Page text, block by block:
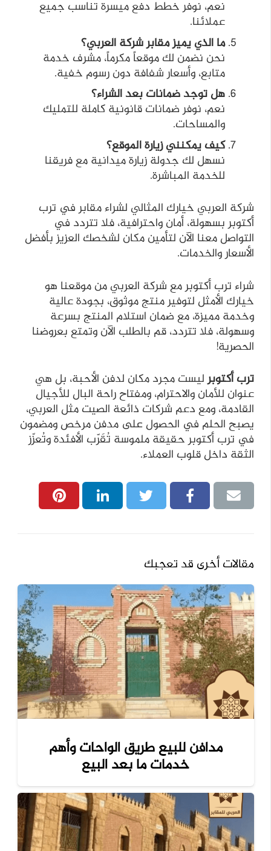
نعم، نوفر خطط دفع ميسرة تناسب جميع
عملائنا.
ما الذي يميز مقابر شركة العربي؟
نحن نضمن لك موقعاً مكرماً، مشرف خدمة
متابع، وأسعار شفافة دون رسوم خفية.
هل توجد ضمانات بعد الشراء؟
نعم، نوفر ضمانات قانونية كاملة للتمليك
والمساحات.
كيف يمكنني زيارة الموقع؟
نسهل لك جدولة زيارة ميدانية مع فريقنا
للخدمة المباشرة.
شركة العربي خيارك المثالي لشراء مقابر في ترب
أكتوبر بسهولة، أمان واحترافية، فلا تتردد في
التواصل معنا الآن لتأمين مكان لشخصك العزيز بأفضل
الأسعار والخدمات.
شراء ترب أكتوبر مع شركة العربي من موقعنا هو
خيارك الأمثل لتوفير منتج موثوق، بجودة عالية
وخدمة مميزة، مع ضمان استلام المنتج بسرعة
وسهولة، فلا تتردد، قم بالطلب الآن وتمتع بعروضنا
الحصرية!
ترب أكتوبرليست مجرد مكان لدفن الأحبة، بل هي
عنوان للأمان والاحترام، ومفتاح راحة البال للأجيال
القادمة، ومع دعم شركات ذائعة الصيت مثل العربي،
يصبح الحلم في الحصول على مدفن مرخص ومضمون
في ترب أكتوبر حقيقة ملموسة تُقَرّب الأفئدة وتُعزّز
الثقة داخل قلوب العملاء.
مقالات أخرى قد تعجبك
مدافن للبيع طريق الواحات وأهم
خدمات ما بعد البيع